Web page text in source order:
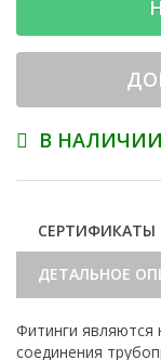
В НАЛИЧИИ
СЕРТИФИКАТЫ
ДЕТАЛЬНОЕ
Фитинги
соединения